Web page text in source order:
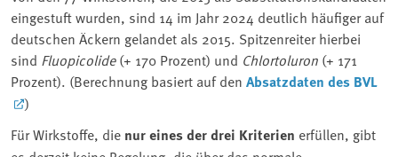
eingestuft wurden, sind 14 im Jahr 2024 deutlich häufiger auf
deutschen Äckern gelandet als 2015. Spitzenreiter hierbei
sind Fluopicolide(+ 170 Prozent) und Chlortoluron (+ 171
Prozent). (Berechnung basiert auf den Absatzdaten des BVL
)
Für Wirkstoffe, die nur eines der drei Kriterien erfüllen, gibt